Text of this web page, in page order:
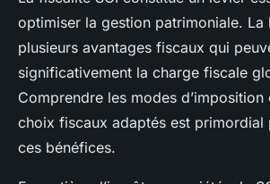
optimiser la gestion patrimoniale. La
plusieurs avantages fiscaux qui
significativement la charge fiscale
Comprendre les modes
choix fiscaux adaptés est primordial
ces bénéfices.